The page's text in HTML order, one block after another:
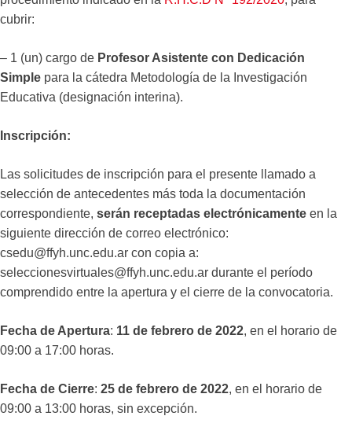
cubrir:
– 1 (un) cargo de Profesor Asistente con Dedicación
Simple para la cátedra Metodología de la Investigación
Educativa (designación interina).
Inscripción:
Las solicitudes de inscripción para el presente llamado a
selección de antecedentes más toda la documentación
correspondiente, serán receptadas electrónicamente en la
siguiente dirección de correo electrónico:
csedu@ffyh.unc.edu.ar con copia a:
seleccionesvirtuales@ffyh.unc.edu.ar durante el período
comprendido entre la apertura y el cierre de la convocatoria.
Fecha de Apertura: 11 de febrero de 2022, en el horario de
09:00 a 17:00 horas.
Fecha de Cierre: 25 de febrero de 2022, en el horario de
09:00 a 13:00 horas, sin excepción.